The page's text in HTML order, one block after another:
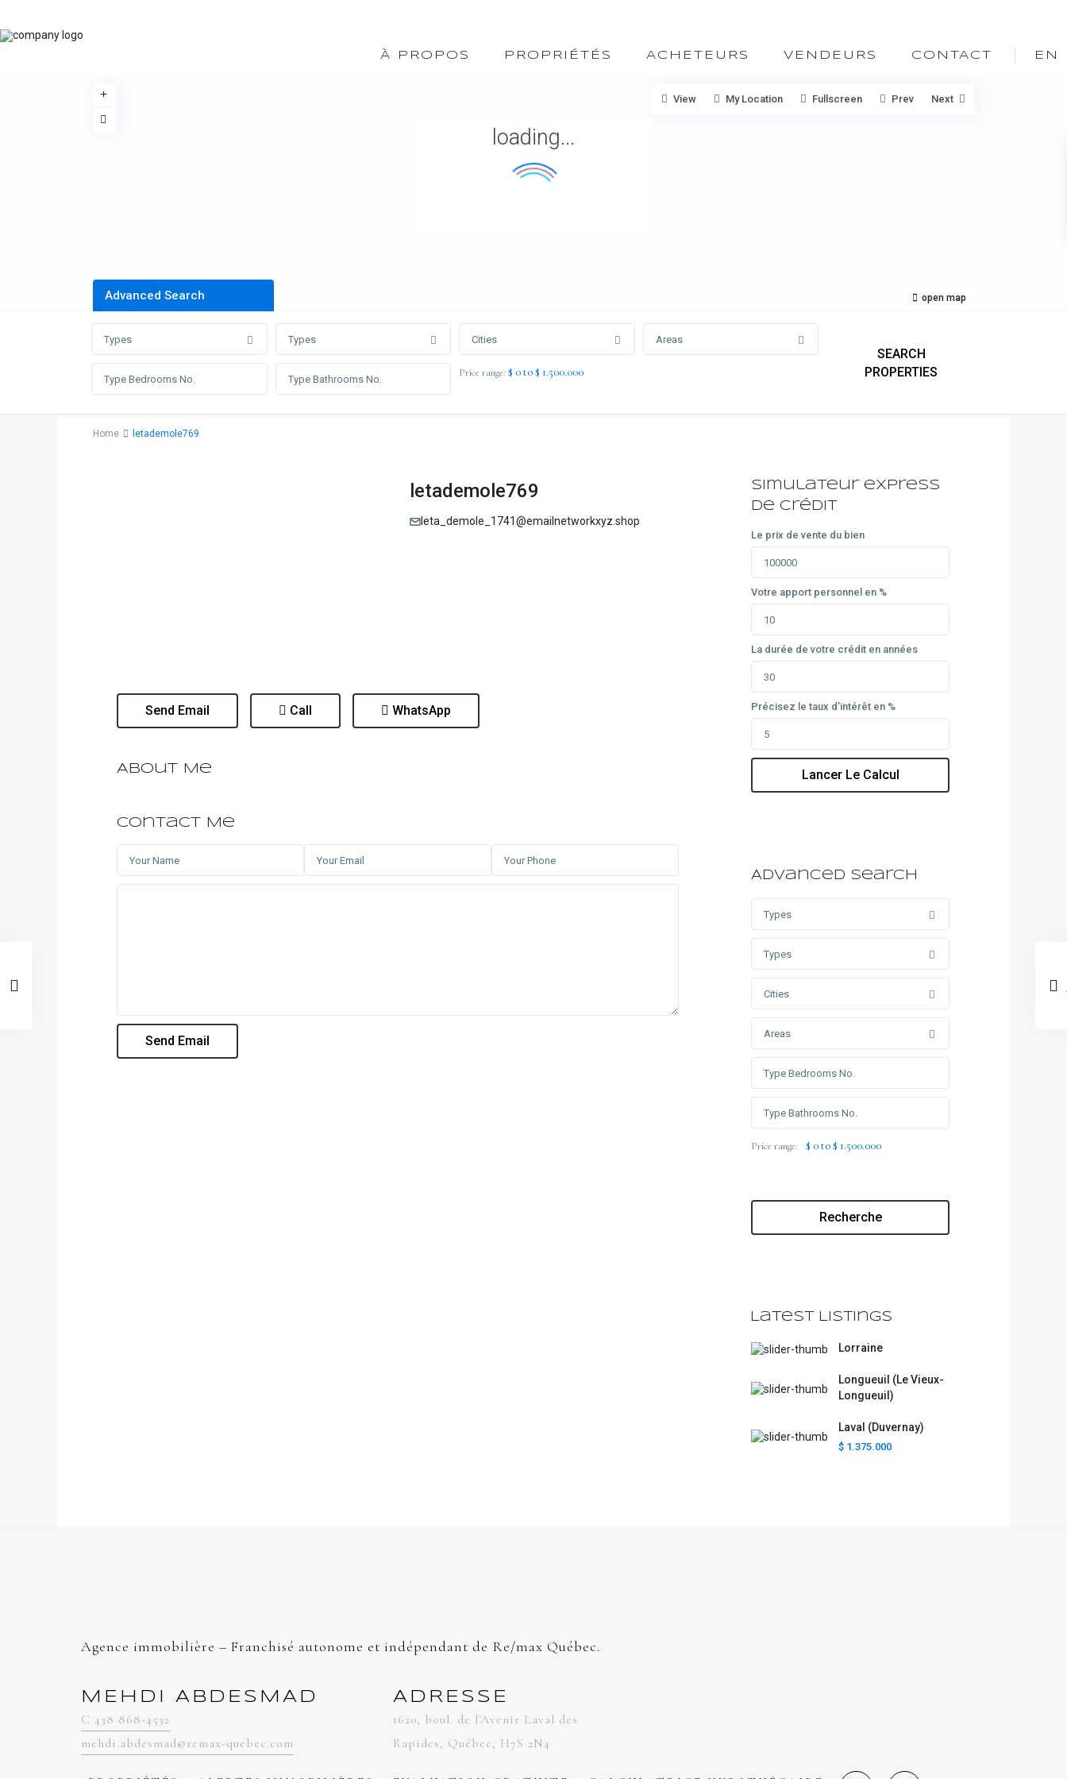
À PROPOS PROPRIÉTÉS ACHETEURS VENDEURS CONTACT EN
loading...
open map
View My Location Fullscreen Prev Next
Advanced Search
Types Types Cities Areas
Price range: $ 0 to $ 1.500.000
Home letademole769
letademole769
leta_demole_1741@emailnetworkxyz.shop
Send Email Call WhatsApp
About Me
Contact Me
Simulateur express
de crédit
Le prix de vente du bien
Votre apport personnel en %
La durée de votre crédit en années
Précisez le taux d’intérêt en %
Lancer Le Calcul
Advanced Search
Types
Types
Cities
Areas
Price range: $ 0 to $ 1.500.000
Recherche
Latest Listings
Lorraine
Longueuil (Le Vieux-
Longueuil)
Laval (Duvernay)
$ 1.375.000
Agence immobilière – Franchisé autonome et indépendant de Re/max Québec.
MEHDI ABDESMAD
C 438 868-4532
mehdi.abdesmad@remax-quebec.com
ADRESSE
1620, boul. de l'Avenir Laval des
Rapides, Québec, H7S 2N4